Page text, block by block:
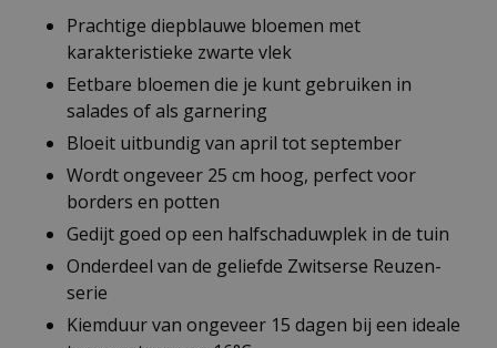
Prachtige diepblauwe bloemen met
karakteristieke zwarte vlek
Eetbare bloemen die je kunt gebruiken in
salades of als garnering
Bloeit uitbundig van april tot september
Wordt ongeveer 25 cm hoog, perfect voor
borders en potten
Gedijt goed op een halfschaduwplek in de tuin
Onderdeel van de geliefde Zwitserse Reuzen-
serie
Kiemduur van ongeveer 15 dagen bij een ideale